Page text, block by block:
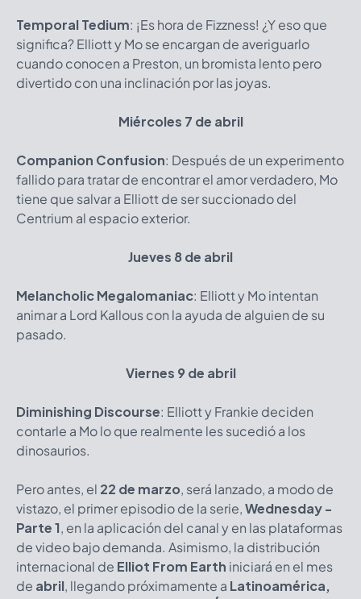
Temporal Tedium: ¡Es hora de Fizzness! ¿Y eso que
significa? Elliott y Mo se encargan de averiguarlo
cuando conocen a Preston, un bromista lento pero
divertido con una inclinación por las joyas.
Miércoles 7 de abril
Companion Confusion: Después de un experimento
fallido para tratar de encontrar el amor verdadero, Mo
tiene que salvar a Elliott de ser succionado del
Centrium al espacio exterior.
Jueves 8 de abril
Melancholic Megalomaniac: Elliott y Mo intentan
animar a Lord Kallous con la ayuda de alguien de su
pasado.
Viernes 9 de abril
Diminishing Discourse: Elliott y Frankie deciden
contarle a Mo lo que realmente les sucedió a los
dinosaurios.
Pero antes, el 22 de marzo, será lanzado, a modo de
vistazo, el primer episodio de la serie,Wednesday -
Parte 1, en la aplicación del canal y en las plataformas
de video bajo demanda. Asimismo, la distribución
internacional de Elliot From Earth iniciará en el mes
de abril, llegando próximamente a Latinoamérica,